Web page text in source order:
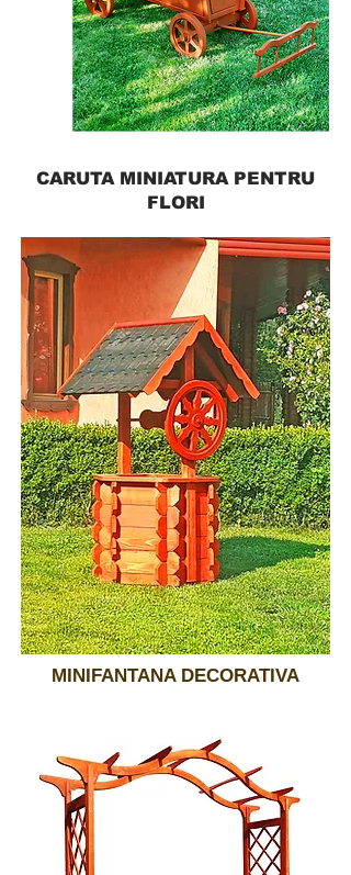
CARUTA MINIATURA PENTRU
FLORI
MINIFANTANA DECORATIVA